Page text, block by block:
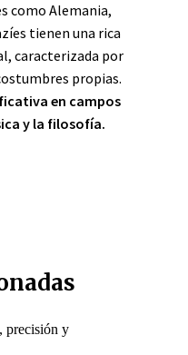
como Alemania,
tienen una rica
caracterizada por
propias.
en campos
y la filosofía.